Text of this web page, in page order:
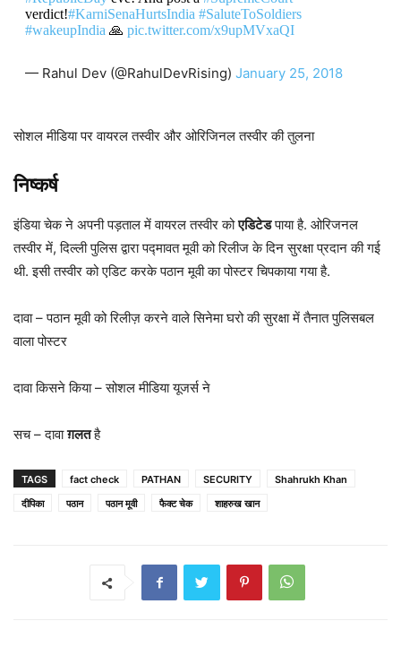
verdict!#KarniSenaHurtsIndia #SaluteToSoldiers
#wakeupIndia 🙏 pic.twitter.com/x9upMVxaQI
— Rahul Dev (@RahulDevRising) January 25, 2018
सोशल मीडिया पर वायरल तस्वीर और ओरिजिनल तस्वीर की तुलना
निष्कर्ष
इंडिया चेक ने अपनी पड़ताल में वायरल तस्वीर कोएडिटेडपाया है. ओरिजनल
तस्वीर में, दिल्ली पुलिस द्वारा पद्मावत मूवी को रिलीज के दिन सुरक्षा प्रदान की गई
थी. इसी तस्वीर को एडिट करके पठान मूवी का पोस्टर चिपकाया गया है.
दावा – पठान मूवी को रिलीज़ करने वाले सिनेमा घरो की सुरक्षा में तैनात पुलिसबल
वाला पोस्टर
दावा किसने किया – सोशल मीडिया यूजर्स ने
सच – दावाग़लतहै
TAGS fact check PATHAN SECURITY
Shahrukh Khan
दीपिका
पठान पठान मूवी फैक्ट चेक शाहरुख खान